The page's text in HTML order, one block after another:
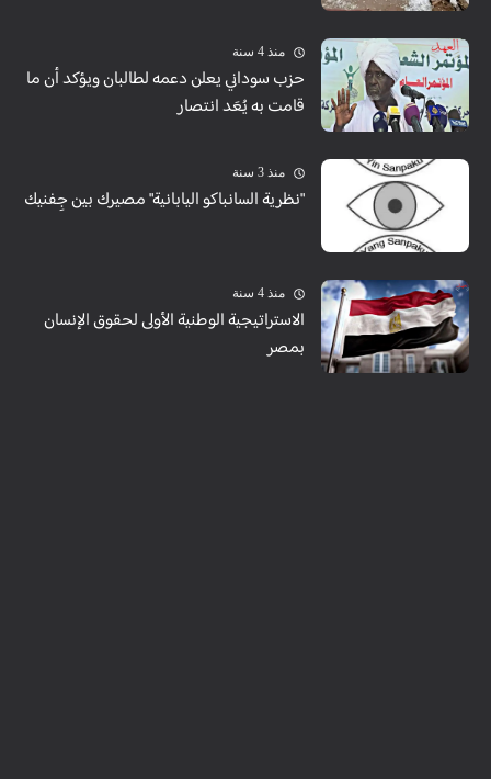
منذ 4 سنة
حزب سوداني يعلن دعمه لطالبان ويؤكد أن ما
قامت به يُعَد انتصار
منذ 3 سنة
"نظرية السانباكو اليابانية" مصيرك بين جِفنيك
منذ 4 سنة
الاستراتيجية الوطنية الأولى لحقوق الإنسان
بمصر